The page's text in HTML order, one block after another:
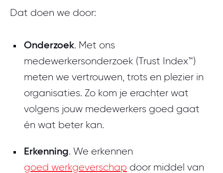
Dat doen we door:
Onderzoek. Met ons
medewerkersonderzoek (Trust Index™)
meten we vertrouwen, trots en plezier in
organisaties. Zo kom je erachter wat
volgens jouw medewerkers goed gaat
én wat beter kan.
Erkenning. We erkennen
goed werkgeverschap door middel van